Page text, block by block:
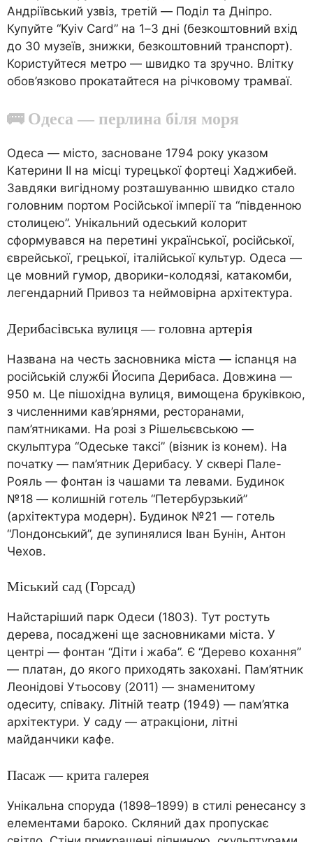
Андріївський узвіз, третій — Поділ та Дніпро.
Купуйте “Kyiv Card” на 1–3 дні (безкоштовний вхід
до 30 музеїв, знижки, безкоштовний транспорт).
Користуйтеся метро — швидко та зручно. Влітку
обов’язково прокатайтеся на річковому трамваї.
🚌 Одеса — перлина біля моря
Одеса — місто, засноване 1794 року указом
Катерини II на місці турецької фортеці Хаджибей.
Завдяки вигідному розташуванню швидко стало
головним портом Російської імперії та “південною
столицею”. Унікальний одеський колорит
сформувався на перетині української, російської,
єврейської, грецької, італійської культур. Одеса —
це мовний гумор, дворики-колодязі, катакомби,
легендарний Привоз та неймовірна архітектура.
Дерибасівська вулиця — головна артерія
Названа на честь засновника міста — іспанця на
російській службі Йосипа Дерибаса. Довжина —
950 м. Це пішохідна вулиця, вимощена бруківкою,
з численними кав’ярнями, ресторанами,
пам’ятниками. На розі з Рішельєвською —
скульптура “Одеське таксі” (візник із конем). На
початку — пам’ятник Дерибасу. У сквері Пале-
Рояль — фонтан із чашами та левами. Будинок
№18 — колишній готель “Петербурзький”
(архітектура модерн). Будинок №21 — готель
“Лондонський”, де зупинялися Іван Бунін, Антон
Чехов.
Міський сад (Горсад)
Найстаріший парк Одеси (1803). Тут ростуть
дерева, посаджені ще засновниками міста. У
центрі — фонтан “Діти і жаба”. Є “Дерево кохання”
— платан, до якого приходять закохані. Пам’ятник
Леонідові Утьосову (2011) — знаменитому
одеситу, співаку. Літній театр (1949) — пам’ятка
архітектури. У саду — атракціони, літні
майданчики кафе.
Пасаж — крита галерея
Унікальна споруда (1898–1899) в стилі ренесансу з
елементами бароко. Скляний дах пропускає